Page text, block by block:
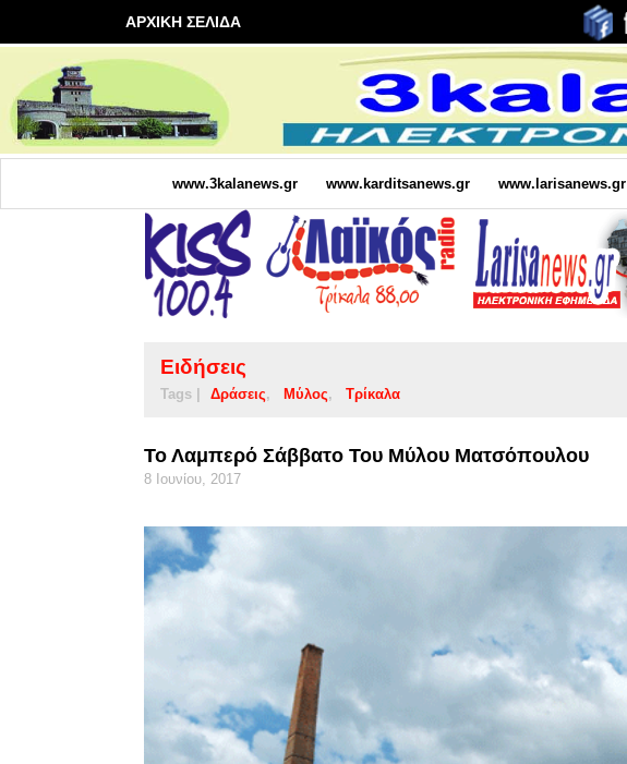
ΑΡΧΙΚΗ ΣΕΛΙΔΑ
www.3kalanews.gr www.karditsanews.gr www.larisanews.gr
Ειδήσεις
Tags | Δράσεις Μύλος Τρίκαλα
Το Λαμπερό Σάββατο Του Μύλου Ματσόπουλου
8 Ιουνίου, 2017